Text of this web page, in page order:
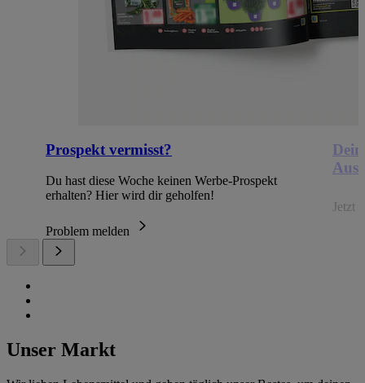
Prospekt vermisst?
Du hast diese Woche keinen Werbe-Prospekt
erhalten? Hier wird dir geholfen!
Problem melden
Jetzt
Unser Markt